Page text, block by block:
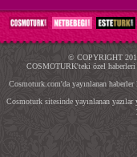
© COPYRIGHT
COSMOTURK'teki özel haberleri
Cosmoturk.com'da yayınlanan
Cosmoturk sitesinde yayınlanan